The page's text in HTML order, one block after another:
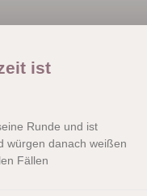
ist
Runde und ist
würgen danach weißen
Fällen